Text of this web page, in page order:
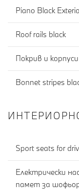
Piano Black
Roof rails black
Покрив и
Bonnet stripes
Sport seats for
Електрически
памет за